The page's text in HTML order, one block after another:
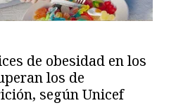
de obesidad en los
los de
según Unicef